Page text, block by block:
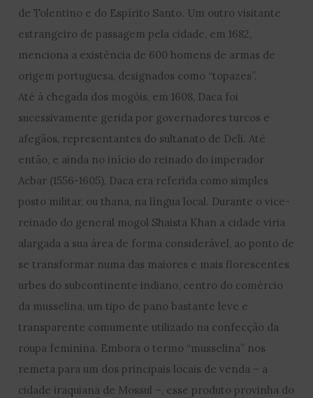
de Tolentino e do Espírito Santo. Um outro visitante
estrangeiro de passagem pela cidade, em 1682,
menciona a existência de 600 homens de armas de
origem portuguesa, designados como “topazes”.
Até à chegada dos mogóis, em 1608, Daca foi
sucessivamente gerida por governadores turcos e
afegãos, representantes do sultanato de Deli. Até
então, e ainda no início do reinado do imperador
Acbar (1556-1605), Daca era referida como simples
posto militar, ou thana, na língua local. Durante o vice-
reinado do general mogol Shaista Khan a cidade viria
alargada a sua área de forma considerável, ao ponto de
se transformar numa das maiores e mais florescentes
urbes do subcontinente indiano, centro do comércio
da musselina, um tipo de pano bastante leve e
transparente comumente utilizado na confecção da
roupa feminina. Embora o termo “musselina” nos
remeta para um dos principais locais de venda – a
cidade iraquiana de Mossul –, esse produto provinha do